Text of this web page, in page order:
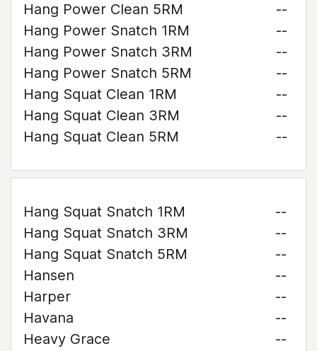
Hang Power Clean 5RM
--
Hang Power Snatch 1RM
--
Hang Power Snatch 3RM
--
Hang Power Snatch 5RM
--
Hang Squat Clean 1RM
--
Hang Squat Clean 3RM
--
Hang Squat Clean 5RM
--
Hang Squat Snatch 1RM
--
Hang Squat Snatch 3RM
--
Hang Squat Snatch 5RM
--
Hansen
--
Harper
--
Havana
--
Heavy Grace
--